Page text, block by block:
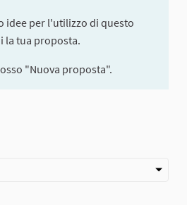
idee per l'utilizzo di questo
la tua proposta.
"Nuova proposta".